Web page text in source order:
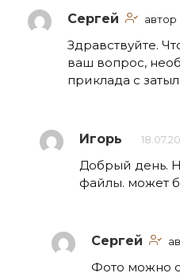
Сергей автор
Здравствуйте.
ваш вопрос,
приклада с
Игорь
Добрый день.
файлы. может
Сергей
Фото можно